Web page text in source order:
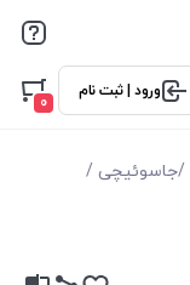
ورود | ثبت نام
0
/جاسوئیچی /